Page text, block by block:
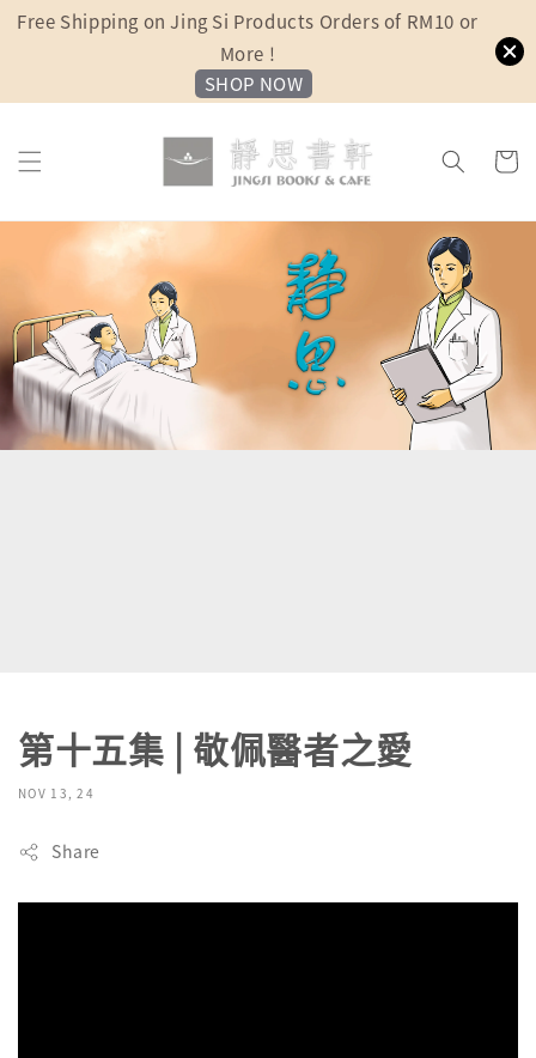
Free Shipping on Jing Si Products Orders of RM10 or
More !
SHOP NOW
第十五集 | 敬佩醫者之愛
NOV 13, 24
Share